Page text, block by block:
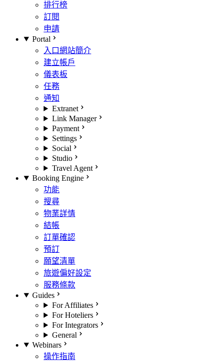
排行榜
訂閱
申請
Portal
入口網站簡介
建立帳戶
儀表板
任務
通知
Extranet
Link Manager
Payment
Settings
Social
Studio
Travel Agent
Booking Engine
功能
搜尋
物業詳情
結帳
訂單確認
預訂
願望清單
旅遊偏好設定
服務條款
Guides
For Affiliates
For Hoteliers
For Integrators
General
Webinars
操作指南